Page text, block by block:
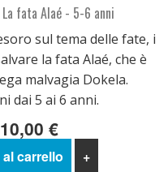
fata Alaé - 5-6 anni
sul tema delle fate, i
la fata Alaé, che è
malvagia Dokela.
dai 5 ai 6 anni.
10,00 €
carrello +